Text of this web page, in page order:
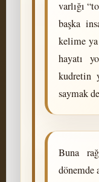
varlığı
başka
kelime
hayatı
kudretin
saymak
Buna
dönemde